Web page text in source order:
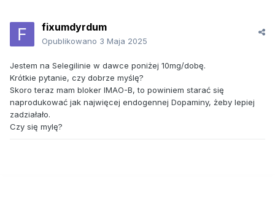
fixumdyrdum
Opublikowano 3 Maja 2025
Jestem na Selegilinie w dawce poniżej 10mg/dobę.
Krótkie pytanie, czy dobrze myślę?
Skoro teraz mam bloker IMAO-B, to powiniem starać się
naprodukować jak najwięcej endogennej Dopaminy, żeby lepiej
zadziałało.
Czy się mylę?